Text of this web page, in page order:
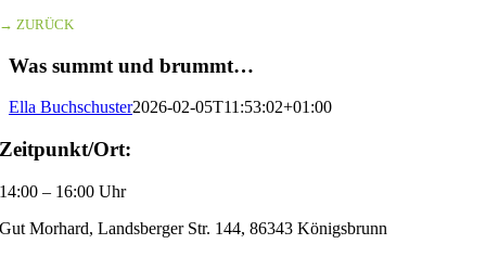
→ ZURÜCK
Was summt und brummt…
Ella Buchschuster2026-02-05T11:53:02+01:00
Zeitpunkt/Ort:
14:00 – 16:00 Uhr
Gut Morhard, Landsberger Str. 144, 86343 Königsbrunn